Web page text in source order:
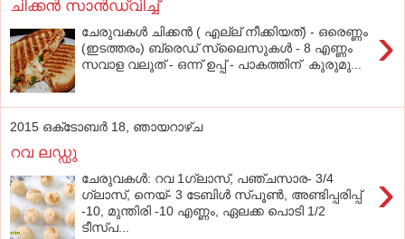
ചിക്കന്‍ സാന്‍ഡ്‌വിച്ച്
›
ചേരുവകള്‍ ചിക്കന്‍ ( എല്ല് നീക്കിയത്) - ഒരെണ്ണം
(ഇടത്തരം) ബ്രെഡ് സ്ലൈസുകള്‍ - 8 എണ്ണം
സവാള വലുത് - ഒന്ന് ഉപ്പ് - പാകത്തിന് കുരുമു...
2015 ഒക്‌ടോബർ 18, ഞായറാഴ്‌ച
റവ ലഡ്ഡു
›
ചേരുവകൾ: റവ 1ഗ്ലാസ്‌, പഞ്ചസാര- 3/4
ഗ്ലാസ്‌, നെയ്‌- 3 ടേബിൾ സ്പൂണ്‍, അണ്ടിപ്പരിപ്പ്
-10, മുന്തിരി -10 എണ്ണം, ഏലക്ക പൊടി 1/2
ടീസ്പ...